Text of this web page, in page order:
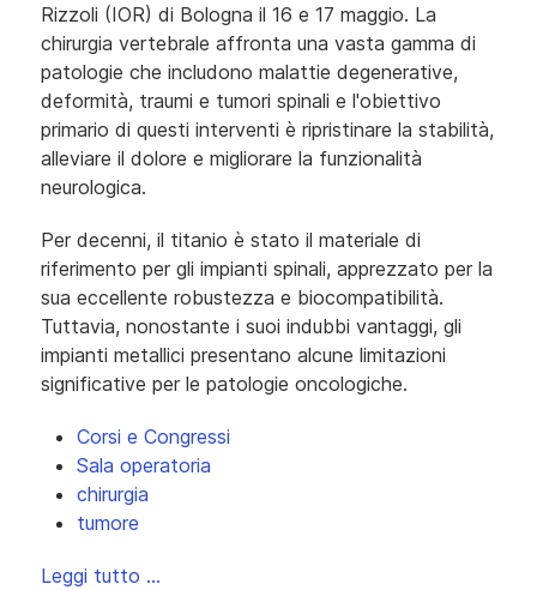
Rizzoli (IOR) di Bologna il 16 e 17 maggio. La
chirurgia vertebrale affronta una vasta gamma di
patologie che includono malattie degenerative,
deformità, traumi e tumori spinali e l'obiettivo
primario di questi interventi è ripristinare la stabilità,
alleviare il dolore e migliorare la funzionalità
neurologica.
Per decenni, il titanio è stato il materiale di
riferimento per gli impianti spinali, apprezzato per la
sua eccellente robustezza e biocompatibilità.
Tuttavia, nonostante i suoi indubbi vantaggi, gli
impianti metallici presentano alcune limitazioni
significative per le patologie oncologiche.
Corsi e Congressi
Sala operatoria
chirurgia
tumore
Leggi tutto …